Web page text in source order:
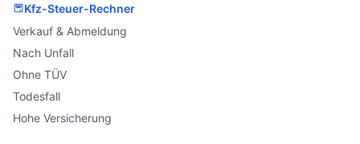
Kfz-Steuer-Rechner
Verkauf & Abmeldung
Nach Unfall
Ohne TÜV
Todesfall
Hohe Versicherung